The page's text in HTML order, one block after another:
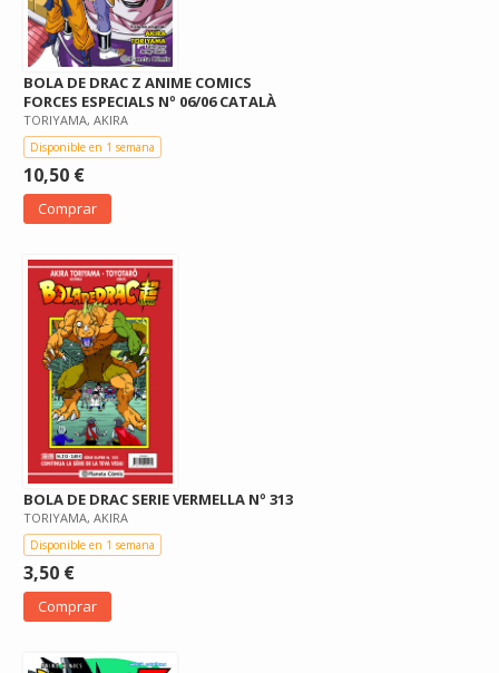
BOLA DE DRAC Z ANIME COMICS
FORCES ESPECIALS Nº 06/06 CATALÀ
TORIYAMA, AKIRA
Disponible en 1 semana
10,50 €
Comprar
BOLA DE DRAC SERIE VERMELLA Nº 313
TORIYAMA, AKIRA
Disponible en 1 semana
3,50 €
Comprar